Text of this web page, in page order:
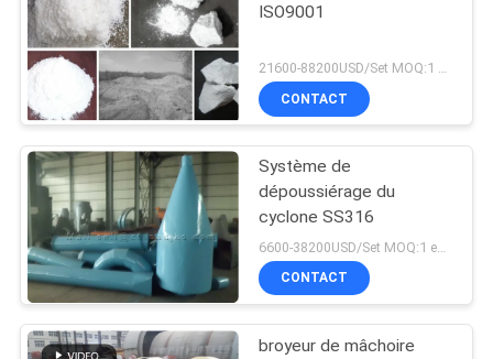
ISO9001
CONTACT
Système de
dépoussiérage du
cyclone SS316
CONTACT
broyeur de mâchoire